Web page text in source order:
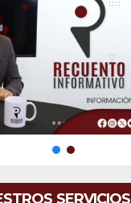
SERVICIOS